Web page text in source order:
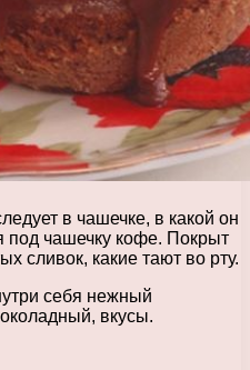
в чашечке, в какой он
под чашечку кофе. Покрыт
сливок, какие тают во рту.
себя нежный
вкусы.